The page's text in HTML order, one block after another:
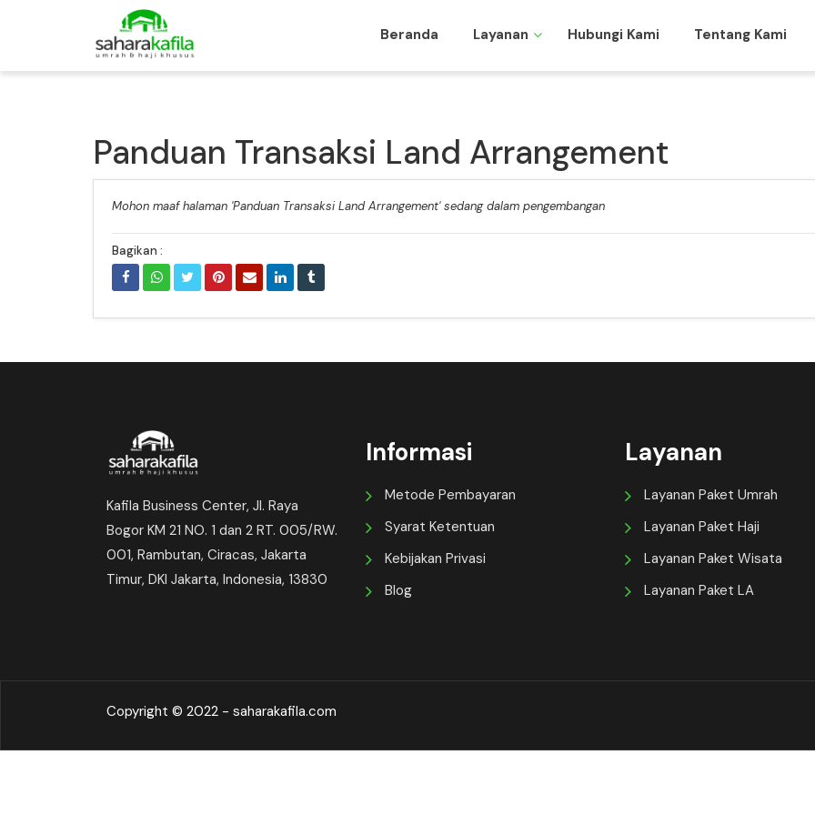
Beranda Layanan Hubungi Kami Tentang Kami
Panduan Transaksi Land Arrangement
Mohon maaf halaman 'Panduan Transaksi Land Arrangement' sedang dalam pengembangan
Bagikan :
Kafila Business Center, Jl. Raya
Bogor KM 21 NO. 1 dan 2 RT. 005/RW.
001, Rambutan, Ciracas, Jakarta
Timur, DKI Jakarta, Indonesia, 13830
Informasi
Metode Pembayaran
Syarat Ketentuan
Kebijakan Privasi
Blog
Layanan
Layanan Paket Umrah
Layanan Paket Haji
Layanan Paket Wisata
Layanan Paket LA
Copyright © 2022 - saharakafila.com